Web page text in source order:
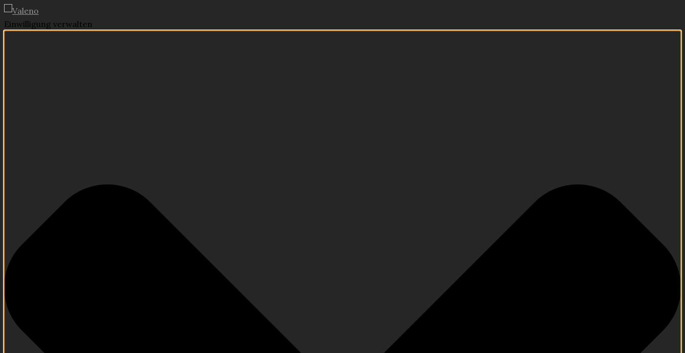
Einwilligung verwalten